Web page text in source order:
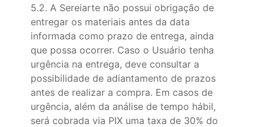
5.2. A Sereiarte não possui obrigação de
entregar os materiais antes da data
informada como prazo de entrega, ainda
que possa ocorrer. Caso o Usuário tenha
urgência na entrega, deve consultar a
possibilidade de adiantamento de prazos
antes de realizar a compra. Em casos de
urgência, além da análise de tempo hábil,
será cobrada via PIX uma taxa de 30% do